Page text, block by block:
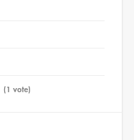
(1 vote)